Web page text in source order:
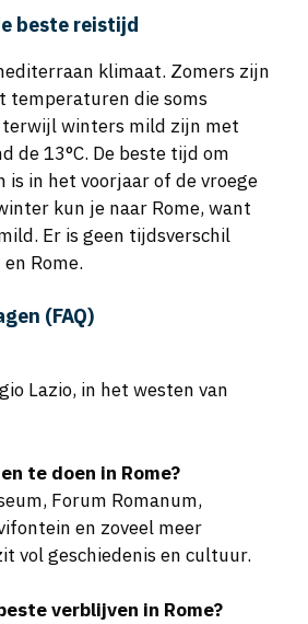
beste reistijd
klimaat. Zomers zijn
temperaturen die soms
terwijl winters mild zijn met
de 13°C. De beste tijd om
is in het voorjaar of de vroege
kun je naar Rome, want
Er is geen tijdsverschil
Rome.
(FAQ)
Lazio, in het westen van
te doen in Rome?
Forum Romanum,
en zoveel meer
vol geschiedenis en cultuur.
verblijven in Rome?